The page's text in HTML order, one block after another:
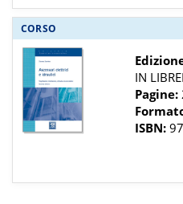
CORSO
IN
Pagine:
ISBN: